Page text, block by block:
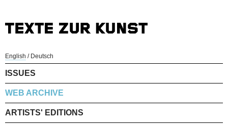
English / Deutsch
ISSUES
WEB ARCHIVE
ARTISTS' EDITIONS